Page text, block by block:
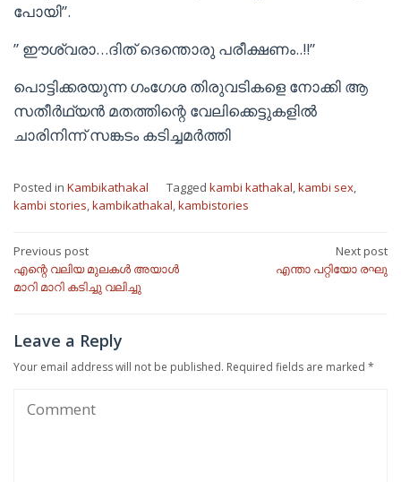
പോയി”.
” ഈശ്വരാ…ദിത് ദെന്തൊരു പരീക്ഷണം..!!”
പൊട്ടിക്കരയുന്ന ഗംഗേശ തിരുവടികളെ നോക്കി ആ
സതീർഥ്യൻ മതത്തിന്റെ വേലിക്കെട്ടുകളിൽ
ചാരിനിന്ന് സങ്കടം കടിച്ചമർത്തി
Posted in Kambikathakal Tagged kambi kathakal,kambi sex,
kambi stories,kambikathakal,kambistories
Post
navigation
Previous post
എന്റെ വലിയ മുലകൾ അയാൾ
മാറി മാറി കടിച്ചു വലിച്ചു
Next post
എന്താ പറ്റിയോ രഘു
Leave a Reply
Your email address will not be published. Required fields are marked *